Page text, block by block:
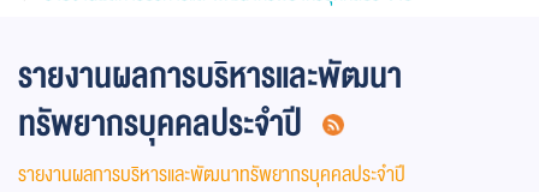
รายงานผลการบริหารและพัฒนา
ทรัพยากรบุคคลประจำปี
รายงานผลการบริหารและพัฒนาทรัพยากรบุคคลประจำปี